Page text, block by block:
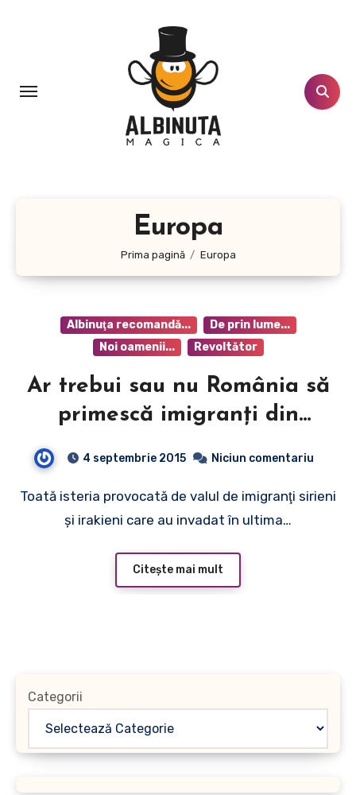
Europa
Prima pagină Europa
Albinuţa recomandă...
De prin lume...
Noi oamenii...
Revoltător
Ar trebui sau nu România să
primescă imigranţi din
4 septembrie 2015 Niciun comentariu
Toată isteria provocată de valul de imigranţi sirieni
şi irakieni care au invadat în ultima…
Citește mai mult
Categorii